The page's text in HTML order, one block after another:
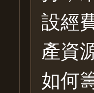
設經
產資
如何